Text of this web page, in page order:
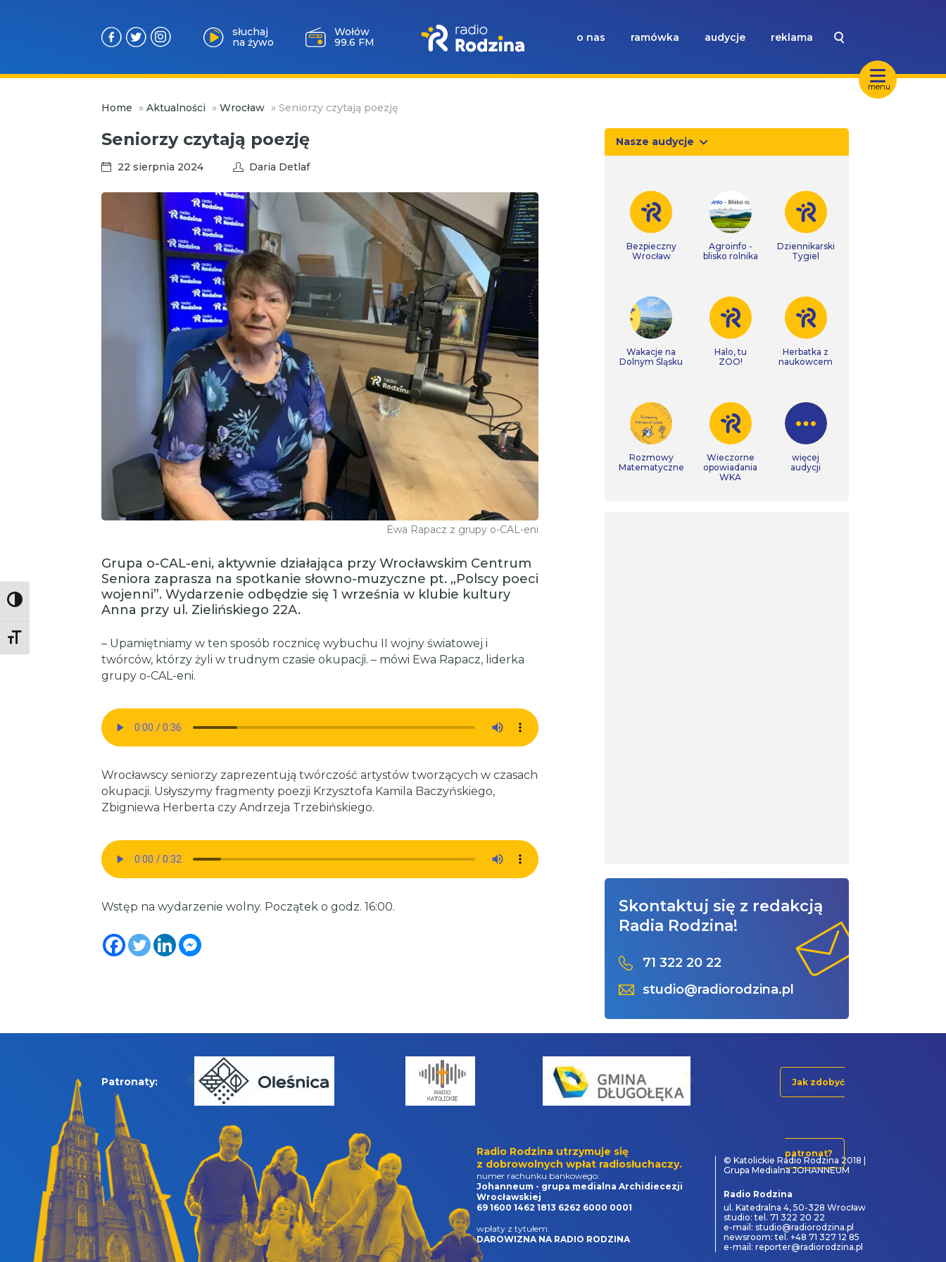
Toggle High Contrast
Toggle Font size
menu
słuchaj
na żywo
Wołów
99.6 FM
o nas ramówka audycje reklama
Home » Aktualności » Wrocław » Seniorzy czytają poezję
Seniorzy czytają poezję
22 sierpnia 2024 Daria Detlaf
Ewa Rapacz z grupy o-CAL-eni
Grupa o-CAL-eni, aktywnie działająca przy Wrocławskim Centrum
Seniora zaprasza na spotkanie słowno-muzyczne pt. „Polscy poeci
wojenni”. Wydarzenie odbędzie się 1 września w klubie kultury
Anna przy ul. Zielińskiego 22A.
– Upamiętniamy w ten sposób rocznicę wybuchu II wojny światowej i
twórców, którzy żyli w trudnym czasie okupacji. – mówi Ewa Rapacz, liderka
grupy o-CAL-eni.
Wrocławscy seniorzy zaprezentują twórczość artystów tworzących w czasach
okupacji. Usłyszymy fragmenty poezji Krzysztofa Kamila Baczyńskiego,
Zbigniewa Herberta czy Andrzeja Trzebińskiego.
Wstęp na wydarzenie wolny. Początek o godz. 16:00.
Nasze audycje
Bezpieczny
Wrocław
Agroinfo -
blisko rolnika
Dziennikarski
Tygiel
Wakacje na
Dolnym Śląsku
Halo, tu
ZOO!
Herbatka z
naukowcem
Rozmowy
Matematyczne
Wieczorne
opowiadania
WKA
więcej
audycji
Skontaktuj się z redakcją
Radia Rodzina!
71 322 20 22
studio@radiorodzina.pl
Patronaty: Jak zdobyć
patronat?
Radio Rodzina utrzymuje się
z dobrowolnych wpłat radiosłuchaczy.
numer rachunku bankowego:
Johanneum - grupa medialna Archidiecezji
Wrocławskiej
69 1600 1462 1813 6262 6000 0001
wpłaty z tytułem:
DAROWIZNA NA RADIO RODZINA
© Katolickie Radio Rodzina 2018 |
Grupa Medialna JOHANNEUM
Radio Rodzina
ul. Katedralna 4, 50-328 Wrocław
studio: tel. 71 322 20 22
e-mail: studio@radiorodzina.pl
newsroom: tel. +48 71 327 12 85
e-mail: reporter@radiorodzina.pl